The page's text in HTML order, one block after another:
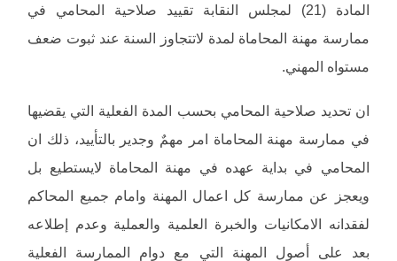
المادة (21) لمجلس النقابة تقييد صلاحية المحامي في
ممارسة مهنة المحاماة لمدة لاتتجاوز السنة عند ثبوت ضعف
مستواه المهني.
ان تحديد صلاحية المحامي بحسب المدة الفعلية التي يقضيها
في ممارسة مهنة المحاماة امر مهمٌ وجدير بالتأييد، ذلك ان
المحامي في بداية عهده في مهنة المحاماة لايستطيع بل
ويعجز عن ممارسة كل اعمال المهنة وامام جميع المحاكم
لفقدانه الامكانيات والخبرة العلمية والعملية وعدم إطلاعه
بعد على أصول المهنة التي مع دوام الممارسة الفعلية